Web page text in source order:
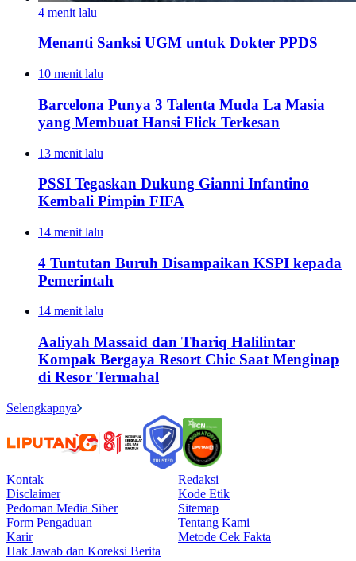
4 menit lalu
Menanti Sanksi UGM untuk Dokter PPDS
10 menit lalu
Barcelona Punya 3 Talenta Muda La Masia
yang Membuat Hansi Flick Terkesan
13 menit lalu
PSSI Tegaskan Dukung Gianni Infantino
Kembali Pimpin FIFA
14 menit lalu
4 Tuntutan Buruh Disampaikan KSPI kepada
Pemerintah
14 menit lalu
Aaliyah Massaid dan Thariq Halilintar
Kompak Bergaya Resort Chic Saat Menginap
di Resor Termahal
Selengkapnya
Kontak
Redaksi
Disclaimer
Kode Etik
Pedoman Media Siber
Sitemap
Form Pengaduan
Tentang Kami
Karir
Metode Cek Fakta
Hak Jawab dan Koreksi Berita